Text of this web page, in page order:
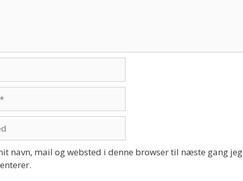
navn, mail og websted i denne browser til næste gang jeg